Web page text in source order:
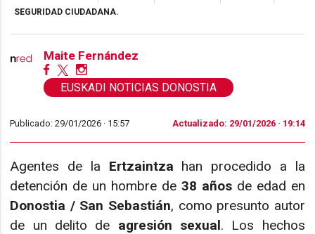
SEGURIDAD CIUDADANA.
Maite Fernández
EUSKADI NOTICIAS DONOSTIA
Publicado: 29/01/2026 · 15:57 Actualizado: 29/01/2026 · 19:14
Agentes de la Ertzaintza han procedido a la
detención de un hombre de 38 añosde edad en
Donostia / San Sebastián, como presunto autor
de un delito de agresión sexual. Los hechos